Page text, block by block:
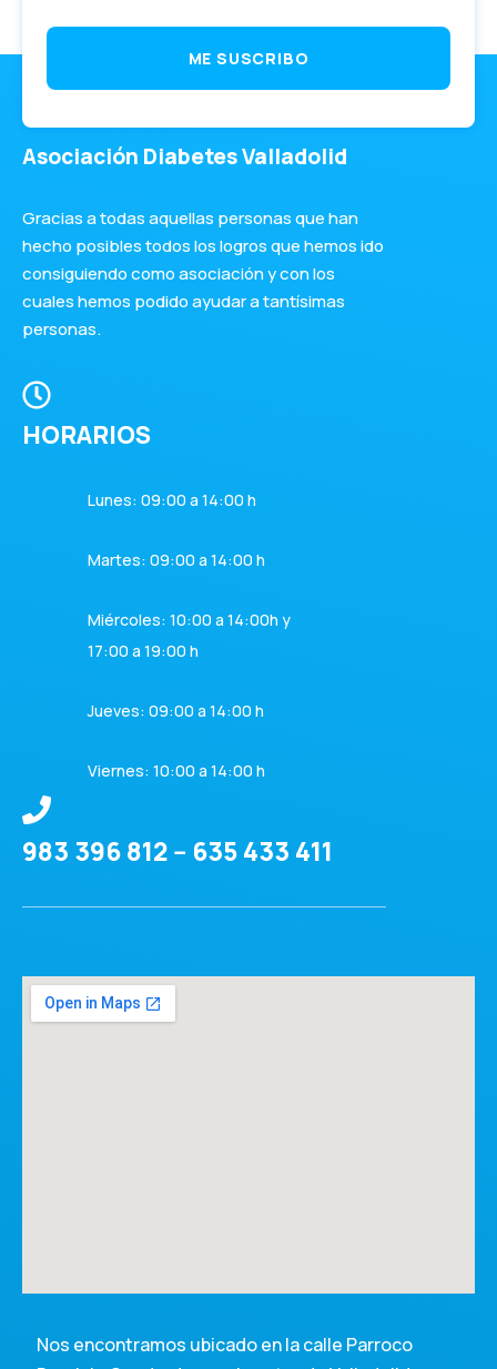
ME SUSCRIBO
Asociación Diabetes Valladolid
Gracias a todas aquellas personas que han
hecho posibles todos los logros que hemos ido
consiguiendo como asociación y con los
cuales hemos podido ayudar a tantísimas
personas.
HORARIOS
Lunes: 09:00 a 14:00 h
Martes: 09:00 a 14:00 h
Miércoles: 10:00 a 14:00h y
17:00 a 19:00 h
Jueves: 09:00 a 14:00 h
Viernes: 10:00 a 14:00 h
983 396 812 -- 635 433 411
Nos encontramos ubicado en la calle Parroco